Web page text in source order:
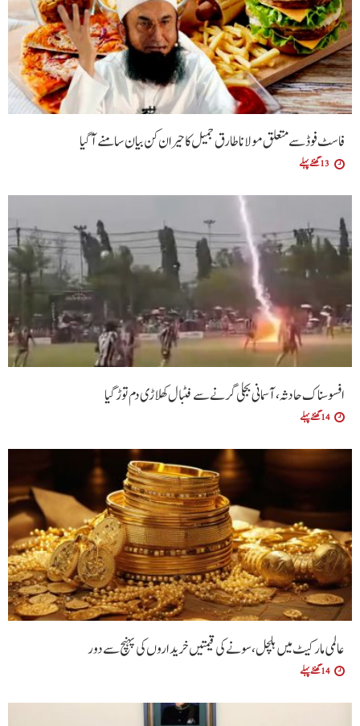
فاسٹ فوڈ سے متعلق مولانا طارق جمیل کا حیران کن بیان سامنے آگیا
13 گھنٹے پہلے
افسوسناک حادثہ، آسمانی بجلی گرنے سے فٹبال کھلاڑی دم توڑ گیا
14 گھنٹے پہلے
عالمی مارکیٹ میں ہلچل، سونے کی قیمتیں خریداروں کی پہنچ سے دور
14 گھنٹے پہلے